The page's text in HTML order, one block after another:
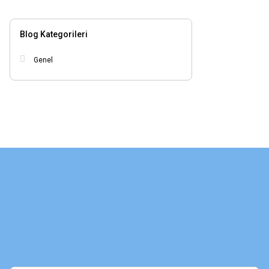
Blog Kategorileri
Genel